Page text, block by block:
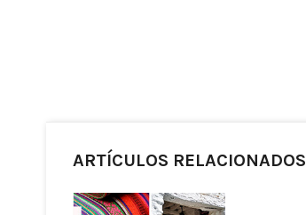
ARTÍCULOS RELACIONADOS